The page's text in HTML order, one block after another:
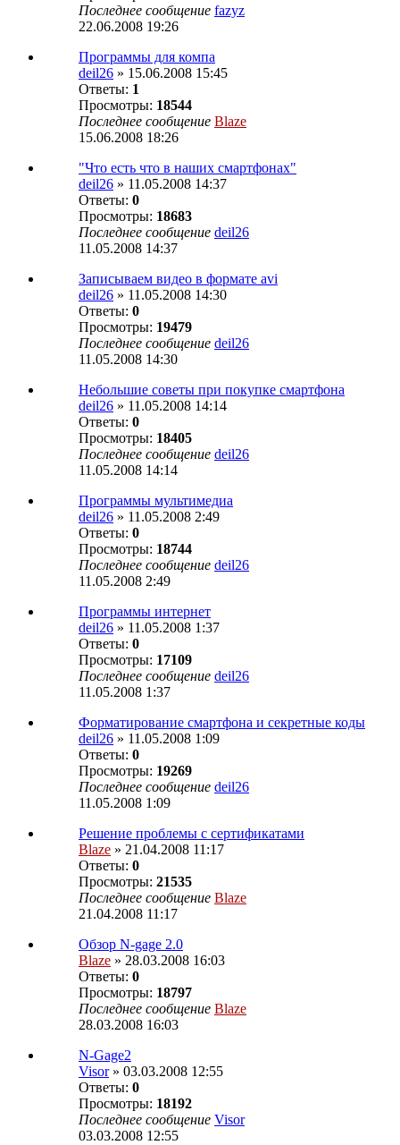
Последнее сообщение fazyz
22.06.2008 19:26
Программы для компа
deil26 » 15.06.2008 15:45
Ответы: 1
Просмотры: 18544
Последнее сообщение Blaze
15.06.2008 18:26
"Что есть что в наших смартфонах"
deil26 » 11.05.2008 14:37
Ответы: 0
Просмотры: 18683
Последнее сообщение deil26
11.05.2008 14:37
Записываем видео в формате avi
deil26 » 11.05.2008 14:30
Ответы: 0
Просмотры: 19479
Последнее сообщение deil26
11.05.2008 14:30
Небольшие советы при покупке смартфона
deil26 » 11.05.2008 14:14
Ответы: 0
Просмотры: 18405
Последнее сообщение deil26
11.05.2008 14:14
Программы мультимедиа
deil26 » 11.05.2008 2:49
Ответы: 0
Просмотры: 18744
Последнее сообщение deil26
11.05.2008 2:49
Программы интернет
deil26 » 11.05.2008 1:37
Ответы: 0
Просмотры: 17109
Последнее сообщение deil26
11.05.2008 1:37
Форматирование смартфона и секретные коды
deil26 » 11.05.2008 1:09
Ответы: 0
Просмотры: 19269
Последнее сообщение deil26
11.05.2008 1:09
Решение проблемы с сертификатами
Blaze » 21.04.2008 11:17
Ответы: 0
Просмотры: 21535
Последнее сообщение Blaze
21.04.2008 11:17
Обзор N-gage 2.0
Blaze » 28.03.2008 16:03
Ответы: 0
Просмотры: 18797
Последнее сообщение Blaze
28.03.2008 16:03
N-Gage2
Visor» 03.03.2008 12:55
Ответы: 0
Просмотры: 18192
Последнее сообщение Visor
03.03.2008 12:55